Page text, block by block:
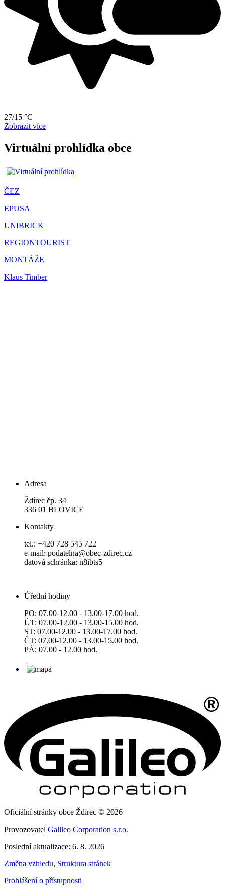
27/15 °C
Zobrazit více
Virtuální prohlídka obce
ČEZ
EPUSA
UNIBRICK
REGIONTOURIST
MONTÁŽE
Klaus Timber
Adresa
Ždírec čp. 34
336 01 BLOVICE
Kontakty
tel.: +420 728 545 722
e-mail: podatelna@obec-zdirec.cz
datová schránka: n8ibts5
Úřední hodiny
PO: 07.00-12.00 - 13.00-17.00 hod.
ÚT: 07.00-12.00 - 13.00-15.00 hod.
ST: 07.00-12.00 - 13.00-17.00 hod.
ČT: 07.00-12.00 - 13.00-15.00 hod.
PÁ: 07.00 - 12.00 hod.
Oficiální stránky obce Ždírec © 2026
Provozovatel Galileo Corporation s.r.o.
Poslední aktualizace: 6. 8. 2026
Změna vzhledu, Struktura stránek
Prohlášení o přístupnosti